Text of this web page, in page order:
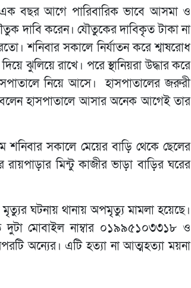
এক বছর আগে পারিবারিক ভাবে আসমা ও
দাবি করেন। যৌতুকের দাবিকৃৃত টাকা না
শনিবার সকালে নির্যাতন করে শ্বাষরোধ
ঝুলিয়ে রাখে। পরে স্থানিয়রা উদ্ধার করে
নিয়ে আসে। হাসপাতালের জরুরী
হাসপাতালে আসার অনেক আগেই তার
সকালে মেয়ের বাড়ি থেকে ছেলের
মিন্টু কাজীর ভাড়া বাড়ির ঘরের
ঘটনায় থানায় অপমৃৃত্যু মামলা হয়েছে।
মোবাইল নাম্বার ০১৯৯৫১০৩৩১৮ ও
অন্যের। এটি হত্যা না আত্মহত্যা ময়না